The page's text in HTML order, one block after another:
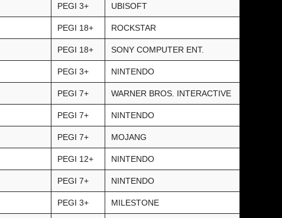
PEGI 3+ UBISOFT
PEGI 18+ ROCKSTAR
PEGI 18+ SONY COMPUTER ENT.
PEGI 3+ NINTENDO
PEGI 7+ WARNER BROS. INTERACTIVE
PEGI 7+ NINTENDO
PEGI 7+ MOJANG
PEGI 12+ NINTENDO
PEGI 7+ NINTENDO
PEGI 3+ MILESTONE